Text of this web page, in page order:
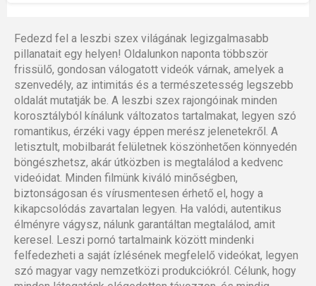
Fedezd fel a leszbi szex világának legizgalmasabb
pillanatait egy helyen! Oldalunkon naponta többször
frissülő, gondosan válogatott videók várnak, amelyek a
szenvedély, az intimitás és a természetesség legszebb
oldalát mutatják be. A leszbi szex rajongóinak minden
korosztályból kínálunk változatos tartalmakat, legyen szó
romantikus, érzéki vagy éppen merész jelenetekről. A
letisztult, mobilbarát felületnek köszönhetően könnyedén
böngészhetsz, akár útközben is megtalálod a kedvenc
videóidat. Minden filmünk kiváló minőségben,
biztonságosan és vírusmentesen érhető el, hogy a
kikapcsolódás zavartalan legyen. Ha valódi, autentikus
élményre vágysz, nálunk garantáltan megtalálod, amit
keresel. Leszi pornó tartalmaink között mindenki
felfedezheti a saját ízlésének megfelelő videókat, legyen
szó magyar vagy nemzetközi produkciókról. Célunk, hogy